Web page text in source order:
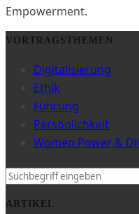
Empowerment.
VORTRAGSTHEMEN
Digitalisierung
Ethik
Führung
Persönlichkeit
Women Power &
ARTIKEL